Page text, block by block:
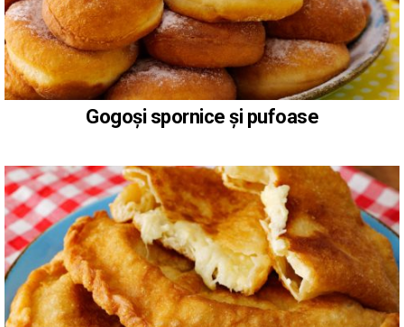
Gogoși spornice și pufoase